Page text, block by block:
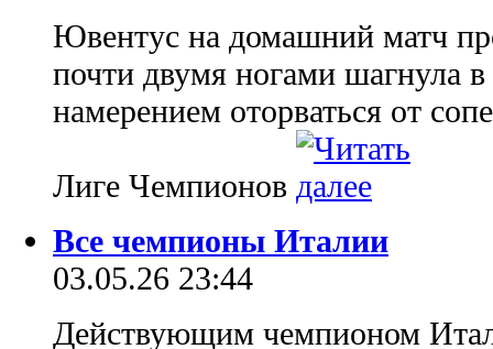
Ювентус на домашний матч
почти двумя ногами шагнула
намерением оторваться от
Лиге Чемпионов
Все чемпионы Италии
03.05.26 23:44
Действующим чемпионом